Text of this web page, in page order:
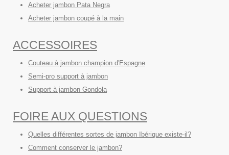
Acheter jambon Pata Negra
Acheter jambon coupé à la main
ACCESSOIRES
Couteau à jambon champion d'Espagne
Semi-pro support à jambon
Support à jambon Gondola
FOIRE AUX QUESTIONS
Quelles différentes sortes de jambon Ibérique existe-il?
Comment conserver le jambon?